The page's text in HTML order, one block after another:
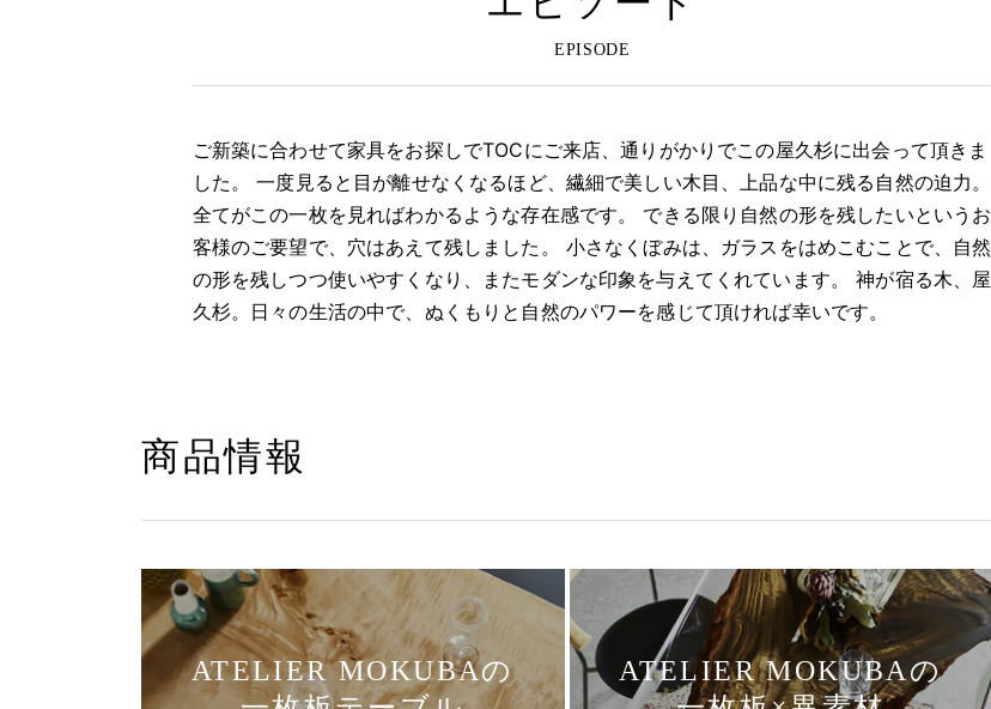
ご新築に合わせて家具をお探しでTOCにご来店、通りがかりでこの屋久杉に出会って頂きま
した。 一度見ると目が離せなくなるほど、繊細で美しい木目、上品な中に残る自然の迫力。
全てがこの一枚を見ればわかるような存在感です。 できる限り自然の形を残したいというお
客様のご要望で、穴はあえて残しました。 小さなくぼみは、ガラスをはめこむことで、自然
の形を残しつつ使いやすくなり、またモダンな印象を与えてくれています。 神が宿る木、屋
久杉。日々の生活の中で、ぬくもりと自然のパワーを感じて頂ければ幸いです。
商品情報
ATELIER MOKUBAの
ATELIER MOKUBAの